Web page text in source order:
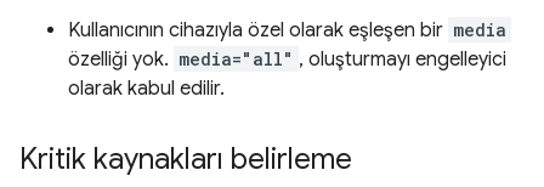
Kullanıcının cihazıyla özel olarak eşleşen bir media
özelliği yok. media="all" , oluşturmayı engelleyici
olarak kabul edilir.
Kritik kaynakları belirleme